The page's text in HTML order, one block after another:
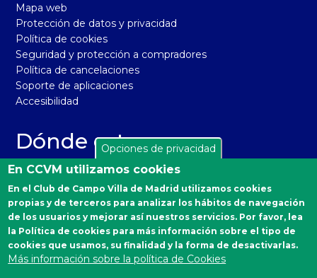
Mapa web
Protección de datos y privacidad
Política de cookies
Seguridad y protección a compradores
Política de cancelaciones
Soporte de aplicaciones
Accesibilidad
Dónde estamos
El Real Club de Campo Villa de Madrid está situado en la
carretera de Castilla, km 2 de Madrid 28040. Distrito
Moncloa-Aravaca.
Autobuses desde Moncloa: 160, 161 y A.
Emergencias Sanitarias
Opciones de privacidad
En CCVM utilizamos cookies
En el Club de Campo Villa de Madrid utilizamos cookies
propias y de terceros para analizar los hábitos de navegación
de los usuarios y mejorar así nuestros servicios. Por favor, lea
la Política de cookies para más información sobre el tipo de
cookies que usamos, su finalidad y la forma de desactivarlas.
Más información sobre la política de Cookies